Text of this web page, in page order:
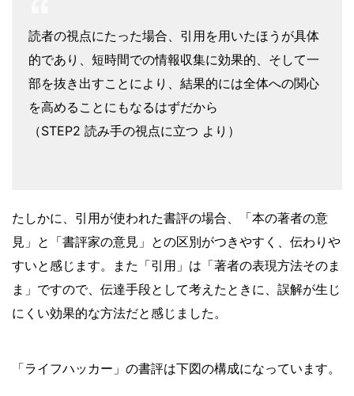
読者の視点にたった場合、引用を用いたほうが具体
的であり、短時間での情報収集に効果的、そして一
部を抜き出すことにより、結果的には全体への関心
を高めることにもなるはずだから
（STEP2 読み手の視点に立つ より）
たしかに、引用が使われた書評の場合、「本の著者の意
見」と「書評家の意見」との区別がつきやすく、伝わりや
すいと感じます。また「引用」は「著者の表現方法そのま
ま」ですので、伝達手段として考えたときに、誤解が生じ
にくい効果的な方法だと感じました。
「ライフハッカー」の書評は下図の構成になっています。